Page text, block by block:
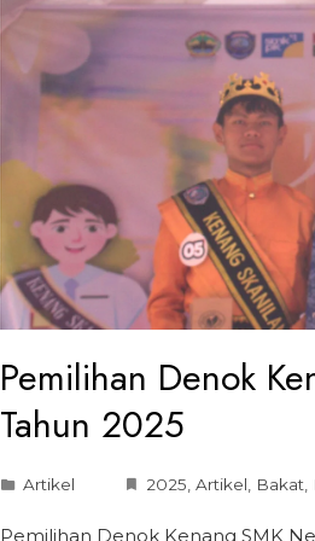
Pemilihan Denok
Tahun 2025
Artikel 2025 Artikel Bakat
Pemilihan Denok Kenang SMK